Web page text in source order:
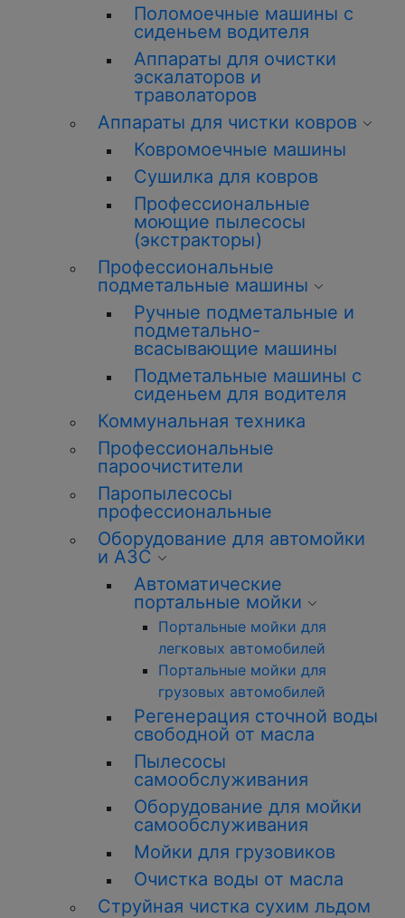
Поломоечные машины с
сиденьем водителя
Аппараты для очистки
эскалаторов и
траволаторов
Аппараты для чистки ковров
Ковромоечные машины
Сушилка для ковров
Профессиональные
моющие пылесосы
(экстракторы)
Профессиональные
подметальные машины
Ручные подметальные и
подметально-
всасывающие машины
Подметальные машины с
сиденьем для водителя
Коммунальная техника
Профессиональные
пароочистители
Паропылесосы
профессиональные
Оборудование для автомойки
и АЗС
Автоматические
портальные мойки
Портальные мойки для
легковых автомобилей
Портальные мойки для
грузовых автомобилей
Регенерация сточной воды
свободной от масла
Пылесосы
самообслуживания
Оборудование для мойки
самообслуживания
Мойки для грузовиков
Очистка воды от масла
Струйная чистка сухим льдом